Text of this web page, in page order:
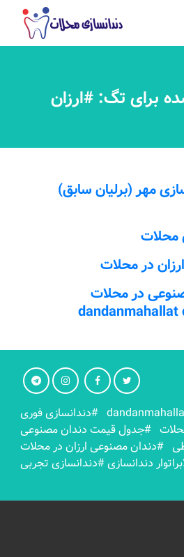
برای تگ: #ارزان
مهر (برلیان سابق)
محلات
در محلات
در محلات
dandanmahallat
#دندانسازی فوری
#جدول قیمت دندان مصنوعی
#دندان مصنوعی ارزان در محلات
دندانسازی#دندانسازی تجربی